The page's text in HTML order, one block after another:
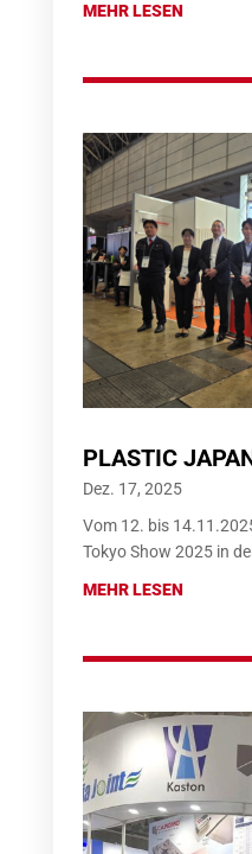
MEHR LESEN
PLASTIC
Dez. 17, 2025
Vom 12. bis
Tokyo Show 2025 in
MEHR LESEN